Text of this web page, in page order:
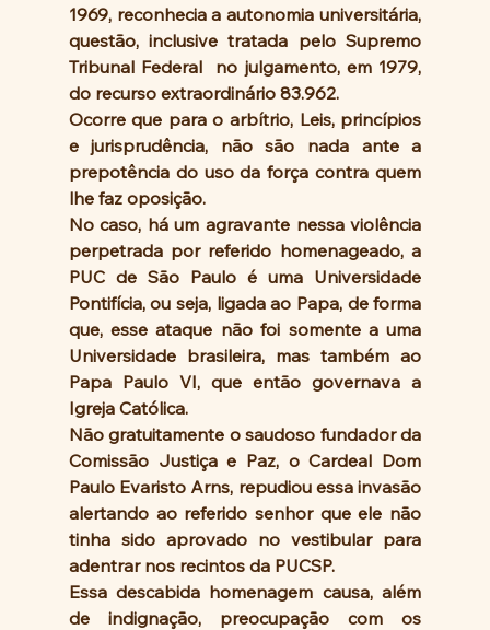
1969, reconhecia a autonomia universitária,
questão, inclusive tratada pelo Supremo
Tribunal Federal  no julgamento, em 1979,
do recurso extraordinário 83.962.
Ocorre que para o arbítrio, Leis, princípios
e jurisprudência, não são nada ante a
prepotência do uso da força contra quem
lhe faz oposição.
No caso, há um agravante nessa violência
perpetrada por referido homenageado, a
PUC de São Paulo é uma Universidade
Pontifícia, ou seja, ligada ao Papa, de forma
que, esse ataque não foi somente a uma
Universidade brasileira, mas também ao
Papa Paulo VI, que então governava a
Igreja Católica.
Não gratuitamente o saudoso fundador da
Comissão Justiça e Paz, o Cardeal Dom
Paulo Evaristo Arns, repudiou essa invasão
alertando ao referido senhor que ele não
tinha sido aprovado no vestibular para
adentrar nos recintos da PUCSP.
Essa descabida homenagem causa, além
de indignação, preocupação com os